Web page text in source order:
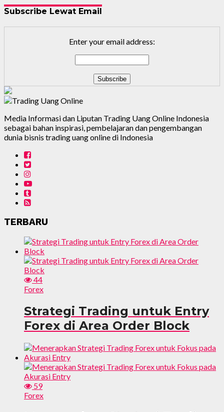
Subscribe Lewat Email
Enter your email address:
Media Informasi dan Liputan Trading Uang Online Indonesia
sebagai bahan inspirasi, pembelajaran dan pengembangan
dunia bisnis trading uang online di Indonesia
TERBARU
44
Forex
Strategi Trading untuk Entry
Forex di Area Order Block
59
Forex